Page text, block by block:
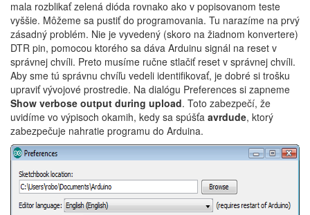
mala rozblikať zelená dióda rovnako ako v popisovanom teste
vyššie. Môžeme sa pustiť do programovania. Tu narazíme na prvý
zásadný problém. Nie je vyvedený (skoro na žiadnom konvertere)
DTR pin, pomocou ktorého sa dáva Arduinu signál na reset v
správnej chvíli. Preto musíme ručne stlačiť reset v správnej chvíli.
Aby sme tú správnu chvíľu vedeli identifikovať, je dobré si trošku
upraviť vývojové prostredie. Na dialógu Preferences si zapneme
Show verbose output during upload. Toto zabezpečí, že
uvidíme vo výpisoch okamih, kedy sa spúšťa avrdude, ktorý
zabezpečuje nahratie programu do Arduina.